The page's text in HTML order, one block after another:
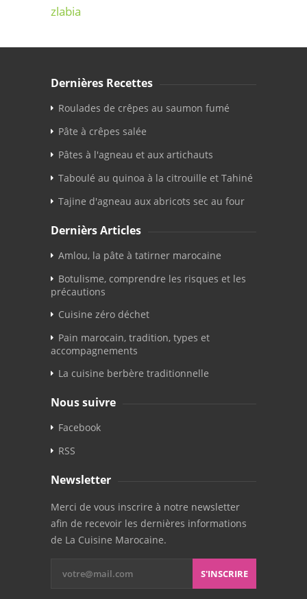
zlabia
Dernières Recettes
Roulades de crêpes au saumon fumé
Pâte à crêpes salée
Pâtes à l'agneau et aux artichauts
Taboulé au quinoa à la citrouille et Tahiné
Tajine d'agneau aux abricots sec au four
Dernièrs Articles
Amlou, la pâte à tatirner marocaine
Botulisme, comprendre les risques et les
précautions
Cuisine zéro déchet
Pain marocain, tradition, types et
accompagnements
La cuisine berbère traditionnelle
Nous suivre
Facebook
RSS
Newsletter
Merci de vous inscrire à notre newsletter
afin de recevoir les dernières informations
de La Cuisine Marocaine.
S'INSCRIRE